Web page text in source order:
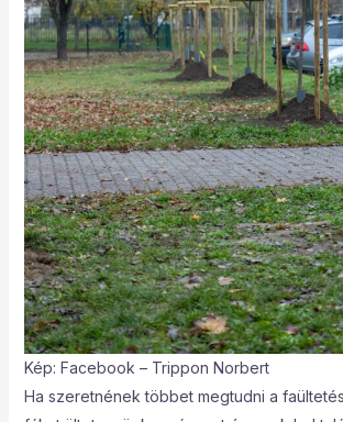
Kép: Facebook – Trippon Norbert
Ha szeretnének többet megtudni a